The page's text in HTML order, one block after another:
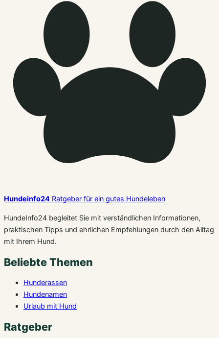
Hundeinfo24 Ratgeber für ein gutes Hundeleben
HundeInfo24 begleitet Sie mit verständlichen Informationen,
praktischen Tipps und ehrlichen Empfehlungen durch den Alltag
mit Ihrem Hund.
Beliebte Themen
Hunderassen
Hundenamen
Urlaub mit Hund
Ratgeber